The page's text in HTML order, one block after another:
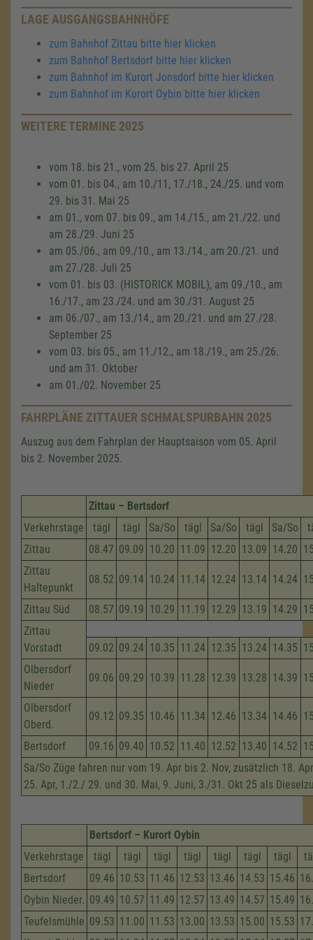
LAGE AUSGANGSBAHNHÖFE
zum Bahnhof Zittau bitte hier klicken
zum Bahnhof Bertsdorf bitte hier klicken
zum Bahnhof im Kurort Jonsdorf bitte hier klicken
zum Bahnhof im Kurort Oybin bitte hier klicken
WEITERE TERMINE 2025
vom 18. bis 21., vom 25. bis 27. April 25
vom 01. bis 04., am 10./11, 17./18., 24./25. und vom
29. bis 31. Mai 25
am 01., vom 07. bis 09., am 14./15., am 21./22. und
am 28./29. Juni 25
am 05./06., am 09./10., am 13./14., am 20./21. und
am 27./28. Juli 25
vom 01. bis 03. (HISTORICK MOBIL), am 09./10., am
16./17., am 23./24. und am 30./31. August 25
am 06./07., am 13./14., am 20./21. und am 27./28.
September 25
vom 03. bis 05., am 11./12., am 18./19., am 25./26.
und am 31. Oktober
am 01./02. November 25
FAHRPLÄNE ZITTAUER SCHMALSPURBAHN 2025
Auszug aus dem Fahrplan der Hauptsaison vom 05. April
bis 2. November 2025.
Zittau – Bertsdorf
Verkehrstage
tägl tägl Sa/So tägl Sa/So tägl Sa/So
Zittau
08.47 09.09 10.20 11.09 12.20 13.09 14.20
Zittau
Haltepunkt
08.52 09.14 10.24 11.14 12.24 13.14 14.24
Zittau Süd 08.57 09.19 10.29 11.19 12.29 13.19 14.29
Zittau
Vorstadt
09.02 09.24 10.35 11.24 12.35 13.24 14.35
Olbersdorf
Nieder
09.06 09.29 10.39 11.28 12.39 13.28 14.39
Olbersdorf
Oberd.
09.12 09.35 10.46 11.34 12.46 13.34 14.46
Bertsdorf 09.16 09.40 10.52 11.40 12.52 13.40 14.52
Sa/So Züge fahren nur vom 19. Apr bis 2. Nov, zusätzlich 18.
25. Apr, 1./2./ 29. und 30. Mai, 9. Juni, 3./31. Okt 25 als
Bertsdorf – Kurort Oybin
Verkehrstage
tägl tägl tägl tägl tägl tägl tägl
Bertsdorf
09.46 10.53 11.46 12.53 13.46 14.53 15.46
Oybin Nieder. 09.49 10.57 11.49 12.57 13.49 14.57 15.49
Teufelsmühle 09.53 11.00 11.53 13.00 13.53 15.00 15.53